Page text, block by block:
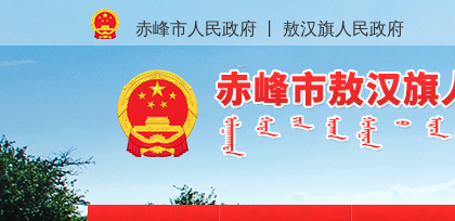
赤峰市人民政府 敖汉旗人民政府